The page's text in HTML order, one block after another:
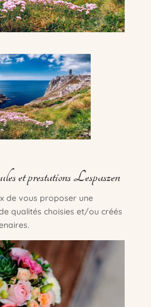
et prestations Lespaszen
de vous proposer une
qualités choisies et/ou créés